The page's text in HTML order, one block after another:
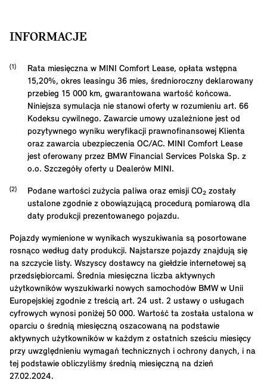
INFORMACJE
Rata miesięczna w MINI Comfort Lease, opłata wstępna
15,20%, okres leasingu 36 mies, średnioroczny deklarowany
przebieg 15 000 km, gwarantowana wartość końcowa.
Niniejsza symulacja nie stanowi oferty w rozumieniu art. 66
Kodeksu cywilnego. Zawarcie umowy uzależnione jest od
pozytywnego wyniku weryfikacji prawnofinansowej Klienta
oraz zawarcia ubezpieczenia OC/AC. MINI Comfort Lease
jest oferowany przez BMW Financial Services Polska Sp. z
o.o. Szczegóły oferty u Dealerów MINI.
Podane wartości zużycia paliwa oraz emisji CO₂ zostały
ustalone zgodnie z obowiązującą procedurą pomiarową dla
daty produkcji prezentowanego pojazdu.
Pojazdy wymienione w wynikach wyszukiwania są posortowane
rosnąco według daty produkcji. Najstarsze pojazdy znajdują się
na szczycie listy. Wszyscy dostawcy na giełdzie internetowej są
przedsiębiorcami. Średnia miesięczna liczba aktywnych
użytkowników wyszukiwarki nowych samochodów BMW w Unii
Europejskiej zgodnie z treścią art. 24 ust. 2 ustawy o usługach
cyfrowych wynosi poniżej 50 000. Wartość ta została ustalona w
oparciu o średnią miesięczną oszacowaną na podstawie
aktywnych użytkowników w każdym z ostatnich sześciu miesięcy
przy uwzględnieniu wymagań technicznych i ochrony danych, i na
tej podstawie obliczyliśmy średnią miesięczną na dzień
27.02.2024.